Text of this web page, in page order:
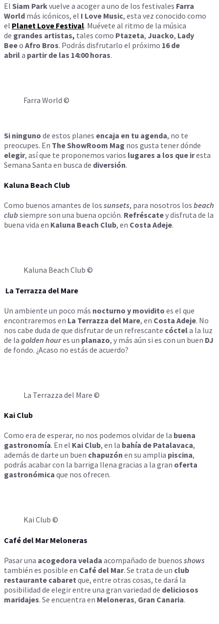
El Siam Parkvuelve a acoger a uno de los festivales Farra
World más icónicos, el I Love Music, esta vez conocido como
el Planet Love Festival. Muévete al ritmo de la música
de grandes artistas, tales como Ptazeta, Juacko, Lady
Beeo Afro Bros. Podrás disfrutarlo el próximo 16 de
abrila partir de las 14:00 horas.
Farra World ©
Si ninguno de estos planes encaja en tu agenda, no te
preocupes. En The ShowRoom Mag nos gusta tener dónde
elegir, así que te proponemos varios lugares a los que iresta
Semana Santa en busca de diversión.
Kaluna Beach Club
Como buenos amantes de los sunsets, para nosotros los beach
club siempre son una buena opción. Refréscatey disfruta de la
buena vida en Kaluna Beach Club, en Costa Adeje.
Kaluna Beach Club ©
La Terrazza del Mare
Un ambiente un poco más nocturno y movidito es el que
encontraremos en La Terrazza del Mare, en Costa Adeje. No
nos cabe duda de que disfrutar de un refrescante cóctela la luz
de la golden houres un planazo, y más aún si es con un buen DJ
de fondo. ¿Acaso no estás de acuerdo?
La Terrazza del Mare ©
Kai Club
Como era de esperar, no nos podemos olvidar de la buena
gastronomía. En el Kai Club, en la bahía de Patalavaca,
además de darte un buen chapuzón en su amplia piscina,
podrás acabar con la barriga llena gracias a la gran oferta
gastronómica que nos ofrecen.
Kai Club ©
Café del Mar Meloneras
Pasar una acogedora velada acompañado de buenos shows
también es posible en Café del Mar. Se trata de un club
restaurante cabaret que, entre otras cosas, te dará la
posibilidad de elegir entre una gran variedad de deliciosos
maridajes. Se encuentra en Meloneras, Gran Canaria.